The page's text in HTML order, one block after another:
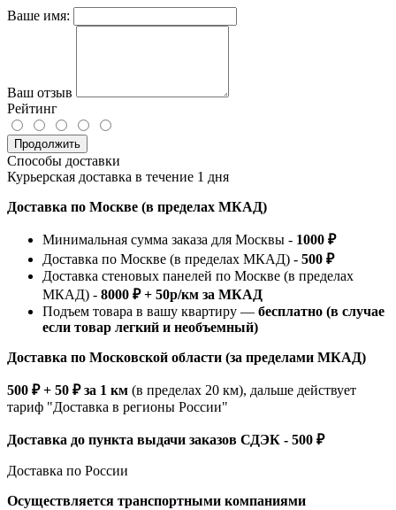
Ваше имя:
Ваш отзыв
Рейтинг
Продолжить
Способы доставки
Курьерская доставка в течение 1 дня
Доставка по Москве (в пределах МКАД)
Минимальная сумма заказа для Москвы - 1000 ₽
Доставка по Москве (в пределах МКАД) - 500 ₽
Доставка стеновых панелей по Москве (в пределах
МКАД) - 8000 ₽ + 50р/км за МКАД
Подъем товара в вашу квартиру — бесплатно (в случае
если товар легкий и необъемный)
Доставка по Московской области (за пределами МКАД)
500 ₽ + 50 ₽ за 1 км (в пределах 20 км), дальше действует
тариф "Доставка в регионы России"
Доставка до пункта выдачи заказов СДЭК - 500 ₽
Доставка по России
Осуществляется транспортными компаниями